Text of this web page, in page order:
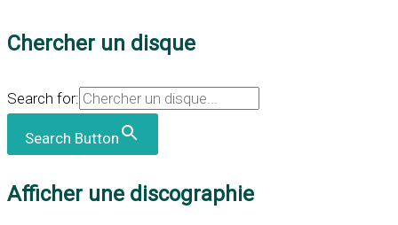
Chercher un disque
Search for:
Search Button
Afficher une discographie